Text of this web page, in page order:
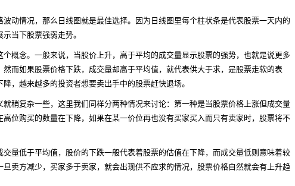
动情况，那么日线图就是最佳选择。因为日线图里每个柱状条是代表股票一天内的
当下股票强弱走势。
概念。一般来说，当股价上升，高于平均的成交量显示股票的强势，也就是说更多
而如果股票价格下跌，成交量却高于平均值，就代表供大于求，是股票走软的表
，越来越多的投资者想要卖出手中的股票赶快退场。
稍复杂一些，这里我们同样分两种情况来讨论：第一种是当股票价格上涨但成交量
位购买的数量在下降，如果在某一价位再也没有买家买入而只有卖家时，股票将不
交量低于平均值，股价的下跌一般代表着股票的估值在下降，而成交量低则意味着较
卖方减少，买家多于卖家，就会出现供不应求的情况，股票价格自然就会有上升趋